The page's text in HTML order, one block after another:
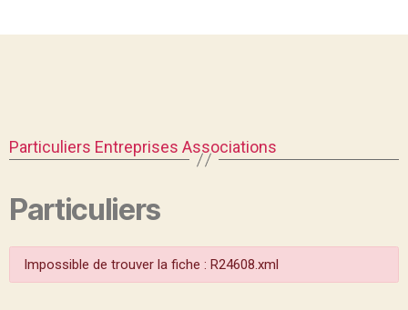
Particuliers Entreprises Associations
Particuliers
Impossible de trouver la fiche : R24608.xml